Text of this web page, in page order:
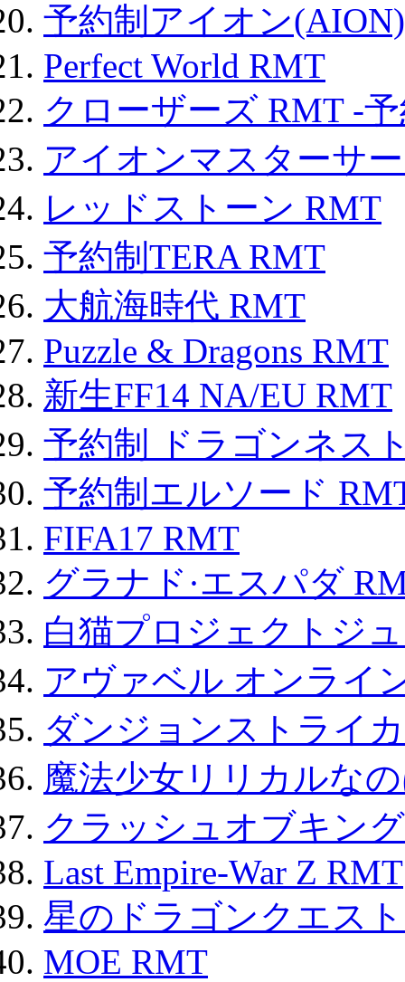
予約制アイオン
Perfect World RMT
クローザーズ RMT -
アイオンマスターサ
レッドストーン RMT
予約制TERA RMT
大航海時代 RMT
Puzzle & Dragons RMT
新生FF14 NA/EU RMT
予約制 ドラゴンネス
予約制エルソード
FIFA17 RMT
グラナド·エスパダ
白猫プロジェクトジ
アヴァベル オンライ
ダンジョンストライ
魔法少女リリカルな
クラッシュオブキン
Last Empire-War Z RMT
星のドラゴンクエス
MOE RMT